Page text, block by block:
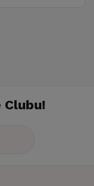
Clubu!